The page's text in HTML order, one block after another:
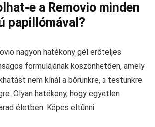
e a Removio minden
papillómával?
nagyon hatékony gél erőteljes
formulájának köszönhetően, amely
nem kínál a bőrünkre, a testünkre
Olyan hatékony, hogy egyetlen
életben. Képes eltűnni: